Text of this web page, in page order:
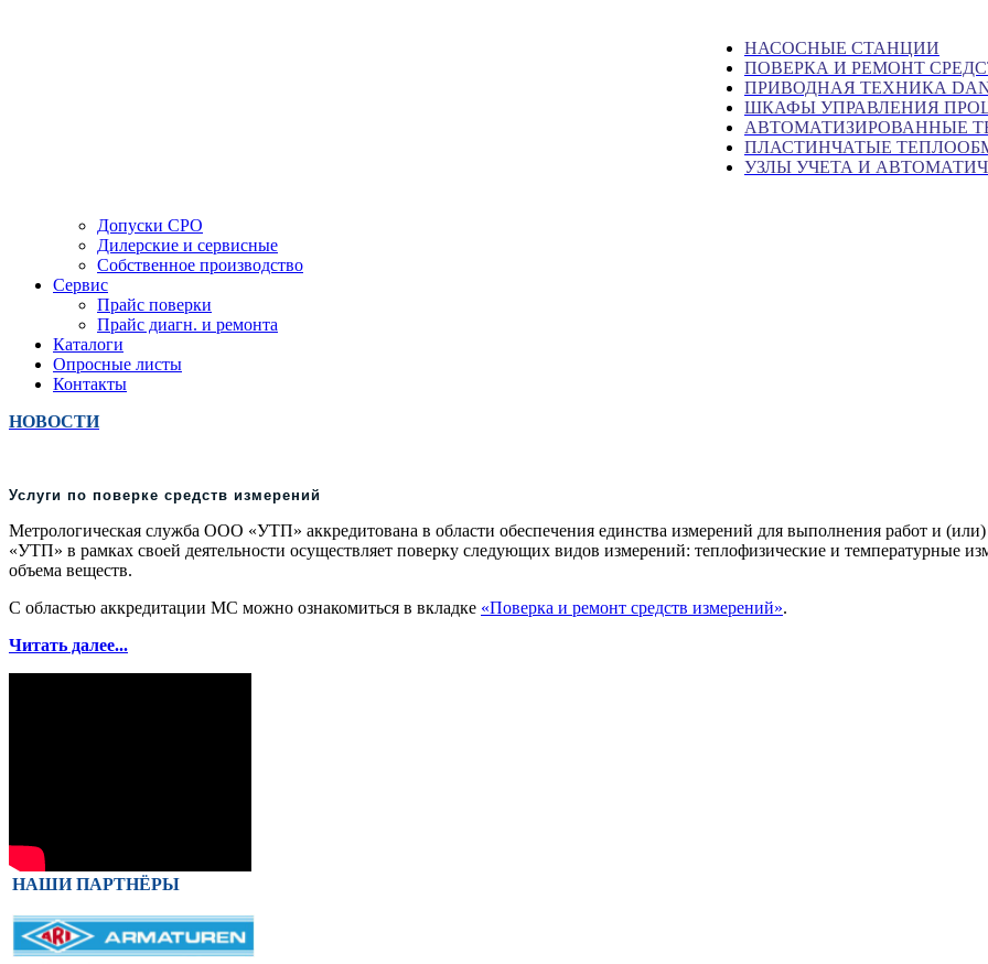
НАСОСНЫЕ СТАНЦИИ
ПОВЕРКА И РЕМОНТ
ПРИВОДНАЯ ТЕХНИКА
ШКАФЫ УПРАВЛЕНИЯ
АВТОМАТИЗИРОВАННЫЕ
ПЛАСТИНЧАТЫЕ
УЗЛЫ УЧЕТА И
Допуски СРО
Дилерские и сервисные
Собственное производство
Сервис
Прайс поверки
Прайс диагн. и ремонта
Каталоги
Опросные листы
Контакты
НОВОСТИ
Услуги по поверке средств измерений
Метрологическая служба ООО «УТП» аккредитована в области обеспечения единства измерений для выполнения работ и
«УТП» в рамках своей деятельности осуществляет поверку следующих видов измерений: теплофизические и температурные
объема веществ.
С областью аккредитации МС можно ознакомиться в вкладке «Поверка и ремонт средств измерений».
Читать далее...
НАШИ ПАРТНЁРЫ